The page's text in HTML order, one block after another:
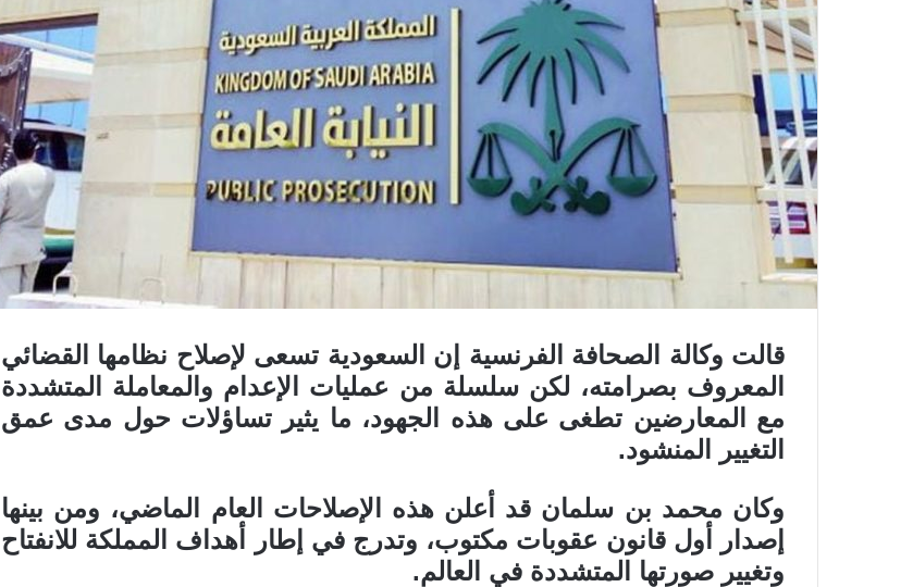
قالت وكالة الصحافة الفرنسية إن السعودية تسعى لإصلاح نظامها القضائي
المعروف بصرامته، لكن سلسلة من عمليات الإعدام والمعاملة المتشددة
مع المعارضين تطغى على هذه الجهود، ما يثير تساؤلات حول مدى عمق
التغيير المنشود.
وكان محمد بن سلمان قد أعلن هذه الإصلاحات العام الماضي، ومن بينها
إصدار أول قانون عقوبات مكتوب، وتدرج في إطار أهداف المملكة للانفتاح
وتغيير صورتها المتشددة في العالم.